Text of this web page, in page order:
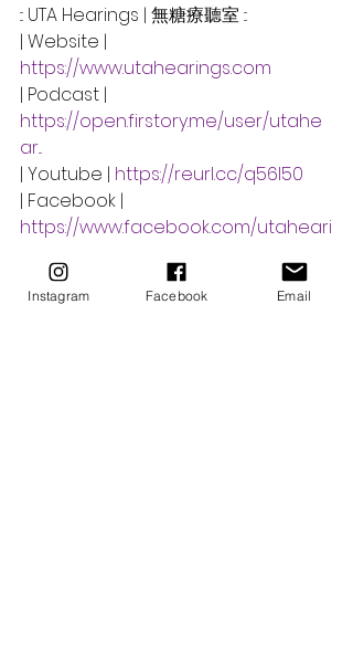
::: UTA Hearings | 無糖療聽室 :::
| Website |
https://www.utahearings.com
| Podcast |
https://open.firstory.me/user/utahe
ar...
| Youtube | https://reurl.cc/q56l50
| Facebook |
https://www.facebook.com/utaheari
| instagram |
https://www.instagram.com/utahear
Instagram Facebook Email